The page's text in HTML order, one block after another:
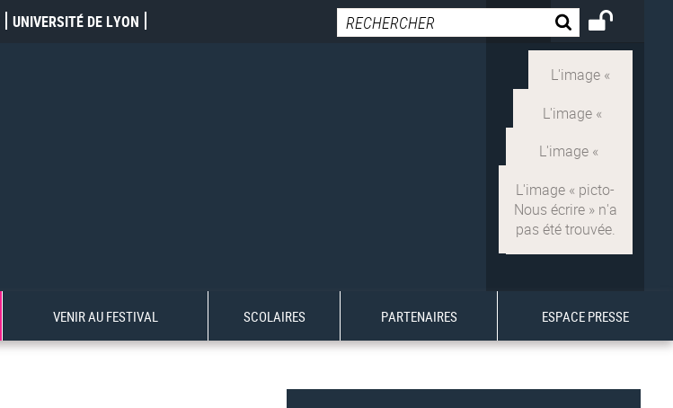
UNIVERSITÉ DE LYON
VENIR AU FESTIVAL SCOLAIRES PARTENAIRES ESPACE PRESSE